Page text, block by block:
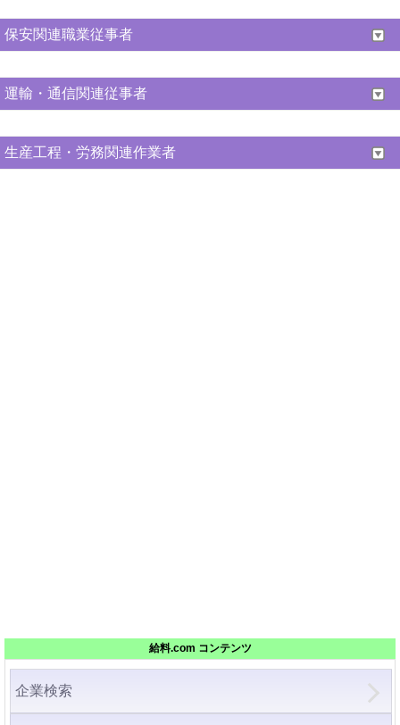
保安関連職業従事者
運輸・通信関連従事者
生産工程・労務関連作業者
給料.com コンテンツ
企業検索